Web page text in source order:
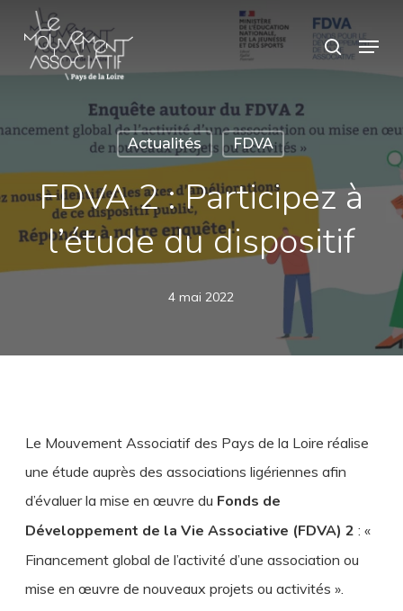
main
search
Menu
Actualités FDVA
FDVA 2 : Participez à
l’étude du dispositif
4 mai 2022
Le Mouvement Associatif des Pays de la Loire réalise
une étude auprès des associations ligériennes afin
d’évaluer la mise en œuvre du Fonds de
Développement de la Vie Associative (FDVA) 2 : «
Financement global de l’activité d’une association ou
mise en œuvre de nouveaux projets ou activités ».
Panneau de gestion des cookies